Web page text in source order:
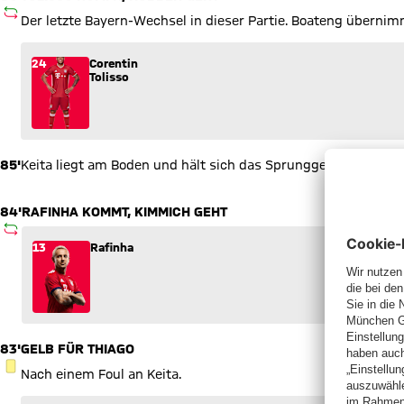
AUSWECHSLUNG
Der letzte Bayern-Wechsel in dieser Partie. Boateng
Wechsel: Corentin Tolisso (24) kommt für Arjen Robben (10)
24
Corentin
Tolisso
85'Keita liegt am Boden und hält sich das Sprunggelenk. Er
84'
AUSWECHSLUNG
RAFINHA KOMMT, KIMMICH GEHT
Wechsel: Rafinha (13) kommt für Joshua Kimmich (32) ins
13 Rafinha
83'
GELBE KARTE
GELB FÜR THIAGO
Nach einem Foul an Keita.